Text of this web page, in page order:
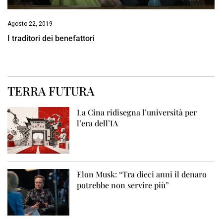
Agosto 22, 2019
I traditori dei benefattori
TERRA FUTURA
La Cina ridisegna l’università per
l’era dell’IA
Elon Musk: “Tra dieci anni il denaro
potrebbe non servire più”